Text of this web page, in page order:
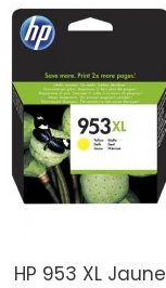
HP 953 XL Jaune